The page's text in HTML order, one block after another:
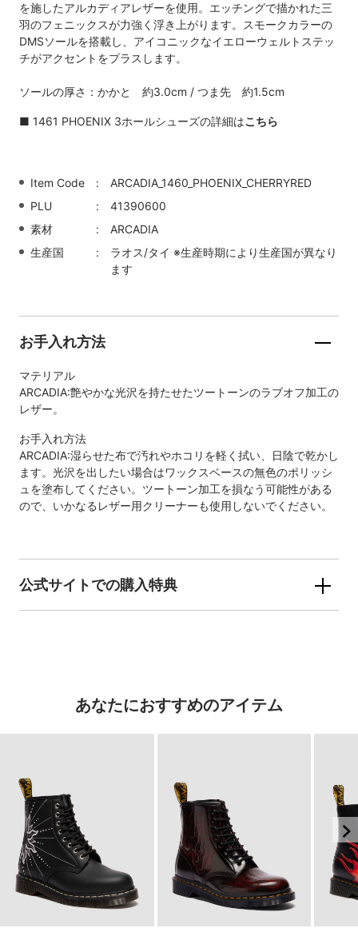
を施したアルカディアレザーを使用。エッチングで描かれた三
羽のフェニックスが力強く浮き上がります。スモークカラーの
DMSソールを搭載し、アイコニックなイエローウェルトステッ
チがアクセントをプラスします。
ソールの厚さ：かかと 約3.0cm / つま先 約1.5cm
■ 1461 PHOENIX 3ホールシューズの詳細はこちら
Item Code
ARCADIA_1460_PHOENIX_CHERRYRED
PLU
41390600
素材
ARCADIA
生産国
ラオス/タイ ※生産時期により生産国が異なり
ます
お手入れ方法
マテリアル
ARCADIA:艶やかな光沢を持たせたツートーンのラブオフ加工の
レザー。
お手入れ方法
ARCADIA:湿らせた布で汚れやホコリを軽く拭い、日陰で乾かし
ます。光沢を出したい場合はワックスベースの無色のポリッシ
ュを塗布してください。ツートーン加工を損なう可能性がある
ので、いかなるレザー用クリーナーも使用しないでください。
公式サイトでの購入特典
あなたにおすすめのアイテム